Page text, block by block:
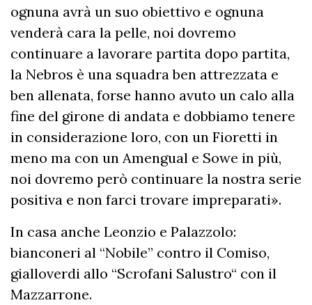
ognuna avrà un suo obiettivo e ognuna
venderà cara la pelle, noi dovremo
continuare a lavorare partita dopo partita,
la Nebros è una squadra ben attrezzata e
ben allenata, forse hanno avuto un calo alla
fine del girone di andata e dobbiamo tenere
in considerazione loro, con un Fioretti in
meno ma con un Amengual e Sowe in più,
noi dovremo però continuare la nostra serie
positiva e non farci trovare impreparati».
In casa anche Leonzio e Palazzolo:
bianconeri al “Nobile” contro il Comiso,
gialloverdi allo “Scrofani Salustro“ con il
Mazzarrone.